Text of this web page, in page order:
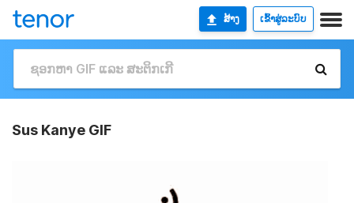
ສ້າງ ເຂົ້າສູ່ລະບົບ
Sus Kanye GIF